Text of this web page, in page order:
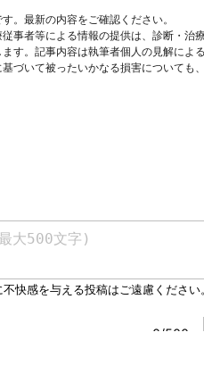
。最新の内容をご確認ください。
事者等による情報の提供は、診断・治
す。記事内容は執筆者個人の見解に
づいて被ったいかなる損害について